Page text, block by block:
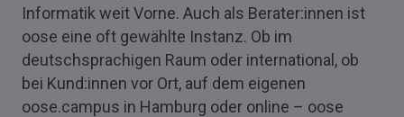
Informatik weit Vorne. Auch als Berater:innen ist
oose eine oft gewählte Instanz. Ob im
deutschsprachigen Raum oder international, ob
bei Kund:innen vor Ort, auf dem eigenen
oose.campus in Hamburg oder online – oose